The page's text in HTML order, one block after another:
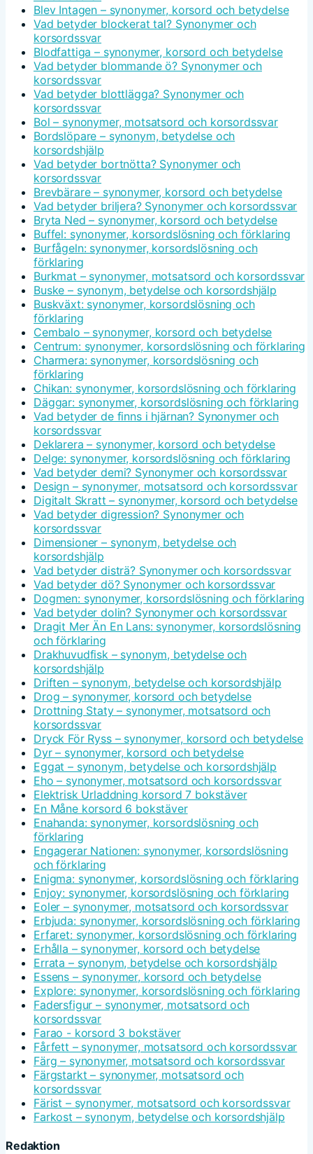
Blev Intagen – synonymer, korsord och betydelse
Vad betyder blockerat tal? Synonymer och
korsordssvar
Blodfattiga – synonymer, korsord och betydelse
Vad betyder blommande ö? Synonymer och
korsordssvar
Vad betyder blottlägga? Synonymer och
korsordssvar
Bol – synonymer, motsatsord och korsordssvar
Bordslöpare – synonym, betydelse och
korsordshjälp
Vad betyder bortnötta? Synonymer och
korsordssvar
Brevbärare – synonymer, korsord och betydelse
Vad betyder briljera? Synonymer och korsordssvar
Bryta Ned – synonymer, korsord och betydelse
Buffel: synonymer, korsordslösning och förklaring
Burfågeln: synonymer, korsordslösning och
förklaring
Burkmat – synonymer, motsatsord och korsordssvar
Buske – synonym, betydelse och korsordshjälp
Buskväxt: synonymer, korsordslösning och
förklaring
Cembalo – synonymer, korsord och betydelse
Centrum: synonymer, korsordslösning och förklaring
Charmera: synonymer, korsordslösning och
förklaring
Chikan: synonymer, korsordslösning och förklaring
Däggar: synonymer, korsordslösning och förklaring
Vad betyder de finns i hjärnan? Synonymer och
korsordssvar
Deklarera – synonymer, korsord och betydelse
Delge: synonymer, korsordslösning och förklaring
Vad betyder demi? Synonymer och korsordssvar
Design – synonymer, motsatsord och korsordssvar
Digitalt Skratt – synonymer, korsord och betydelse
Vad betyder digression? Synonymer och
korsordssvar
Dimensioner – synonym, betydelse och
korsordshjälp
Vad betyder disträ? Synonymer och korsordssvar
Vad betyder dö? Synonymer och korsordssvar
Dogmen: synonymer, korsordslösning och förklaring
Vad betyder dolin? Synonymer och korsordssvar
Dragit Mer Än En Lans: synonymer, korsordslösning
och förklaring
Drakhuvudfisk – synonym, betydelse och
korsordshjälp
Driften – synonym, betydelse och korsordshjälp
Drog – synonymer, korsord och betydelse
Drottning Staty – synonymer, motsatsord och
korsordssvar
Dryck För Ryss – synonymer, korsord och betydelse
Dyr – synonymer, korsord och betydelse
Eggat – synonym, betydelse och korsordshjälp
Eho – synonymer, motsatsord och korsordssvar
Elektrisk Urladdning korsord 7 bokstäver
En Måne korsord 6 bokstäver
Enahanda: synonymer, korsordslösning och
förklaring
Engagerar Nationen: synonymer, korsordslösning
och förklaring
Enigma: synonymer, korsordslösning och förklaring
Enjoy: synonymer, korsordslösning och förklaring
Eoler – synonymer, motsatsord och korsordssvar
Erbjuda: synonymer, korsordslösning och förklaring
Erfaret: synonymer, korsordslösning och förklaring
Erhålla – synonymer, korsord och betydelse
Errata – synonym, betydelse och korsordshjälp
Essens – synonymer, korsord och betydelse
Explore: synonymer, korsordslösning och förklaring
Fadersfigur – synonymer, motsatsord och
korsordssvar
Farao - korsord 3 bokstäver
Fårfett – synonymer, motsatsord och korsordssvar
Färg – synonymer, motsatsord och korsordssvar
Färgstarkt – synonymer, motsatsord och
korsordssvar
Färist – synonymer, motsatsord och korsordssvar
Farkost – synonym, betydelse och korsordshjälp
Redaktion